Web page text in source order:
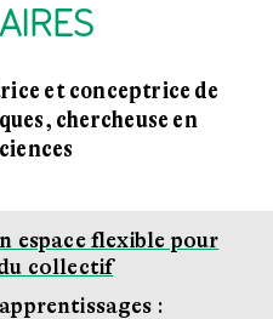
et conceptrice de
chercheuse en
espace flexible pour
collectif
: